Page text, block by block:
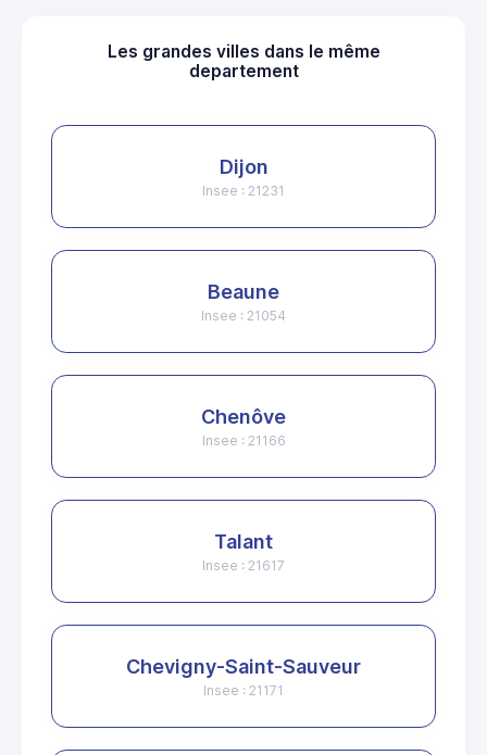
Les grandes villes dans le même
departement
Dijon
Insee : 21231
Beaune
Insee : 21054
Chenôve
Insee : 21166
Talant
Insee : 21617
Chevigny-Saint-Sauveur
Insee : 21171